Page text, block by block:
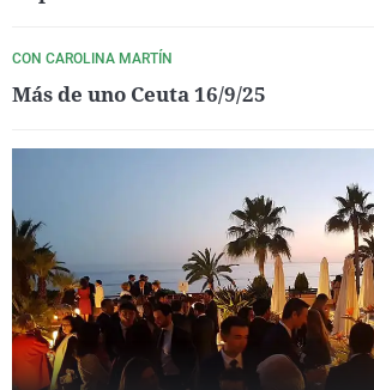
CON CAROLINA MARTÍN
Más de uno Ceuta 16/9/25